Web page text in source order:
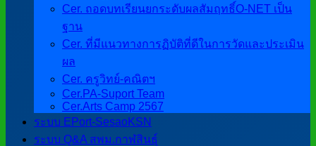
Cer. ถอดบทเรียนยกระดับผลสัมฤทธิ์O-NET เป็น
ฐาน
Cer. ที่มีแนวทางการฏิบัติที่ดีในการวัดและประเมิน
ผล
Cer. ครูวิทย์-คณิตฯ
Cer.PA-Suport Team
Cer.Arts Camp 2567
ระบบ EPort-SesaoKSN
ระบบ Q&A สพม.กาฬสินธุ์